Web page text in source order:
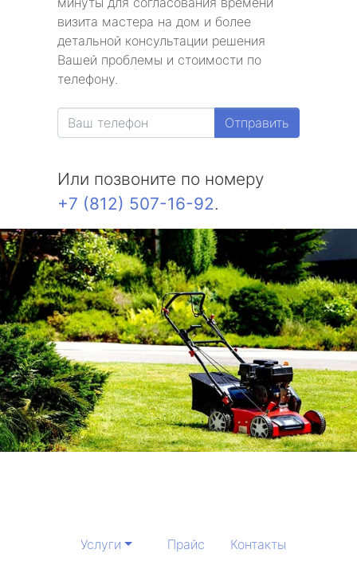
визита мастера на дом и более
детальной консультации решения
Вашей проблемы и стоимости по
телефону.
Отправить
Или позвоните по номеру
+7 (812) 507-16-92.
Услуги Прайс Контакты